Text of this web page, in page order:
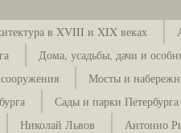
в XVIII и XIX веках
Дома, усадьбы, дачи и
Мосты и
Сады и парки Петербурга
Николай Львов
Антонио